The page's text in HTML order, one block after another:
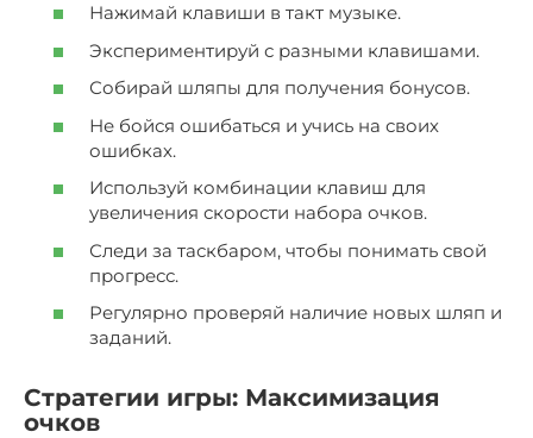
Нажимай клавиши в такт музыке.
Экспериментируй с разными клавишами.
Собирай шляпы для получения бонусов.
Не бойся ошибаться и учись на своих
ошибках.
Используй комбинации клавиш для
увеличения скорости набора очков.
Следи за таскбаром, чтобы понимать свой
прогресс.
Регулярно проверяй наличие новых шляп и
заданий.
Стратегии игры: Максимизация
очков